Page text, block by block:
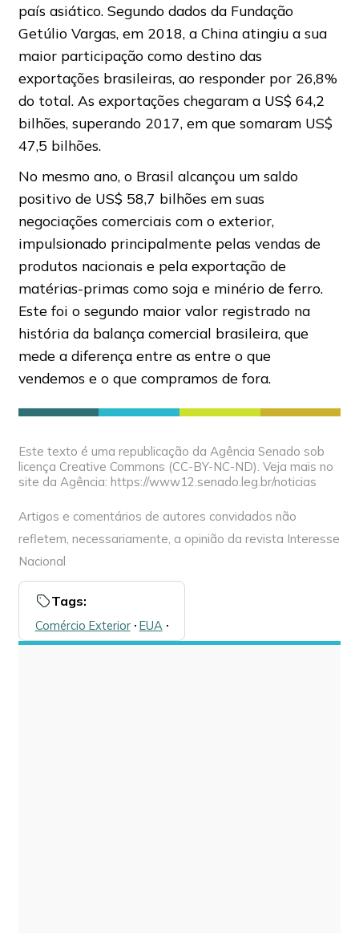
país asiático. Segundo dados da Fundação
Getúlio Vargas, em 2018, a China atingiu a sua
maior participação como destino das
exportações brasileiras, ao responder por 26,8%
do total. As exportações chegaram a US$ 64,2
bilhões, superando 2017, em que somaram US$
47,5 bilhões.
No mesmo ano, o Brasil alcançou um saldo
positivo de US$ 58,7 bilhões em suas
negociações comerciais com o exterior,
impulsionado principalmente pelas vendas de
produtos nacionais e pela exportação de
matérias-primas como soja e minério de ferro.
Este foi o segundo maior valor registrado na
história da balança comercial brasileira, que
mede a diferença entre as entre o que
vendemos e o que compramos de fora.
Este texto é uma republicação da Agência Senado sob
licença Creative Commons (CC-BY-NC-ND). Veja mais no
site da Agência: https://www12.senado.leg.br/noticias
Artigos e comentários de autores convidados não
refletem, necessariamente, a opinião da revista Interesse
Nacional
Tags:
Comércio Exterior🞌 EUA🞌